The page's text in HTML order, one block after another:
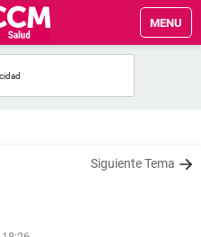
MENU
Siguiente Tema